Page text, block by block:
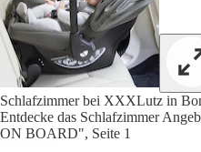
Schlafzimmer bei XXXLutz in
Entdecke das Schlafzimmer
ON BOARD", Seite 1